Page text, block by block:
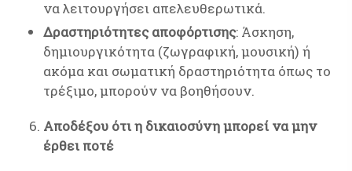
να λειτουργήσει απελευθερωτικά.
Δραστηριότητες αποφόρτισης: Άσκηση,
δημιουργικότητα (ζωγραφική, μουσική) ή
ακόμα και σωματική δραστηριότητα όπως το
τρέξιμο, μπορούν να βοηθήσουν.
Αποδέξου ότι η δικαιοσύνη μπορεί να μην
έρθει ποτέ